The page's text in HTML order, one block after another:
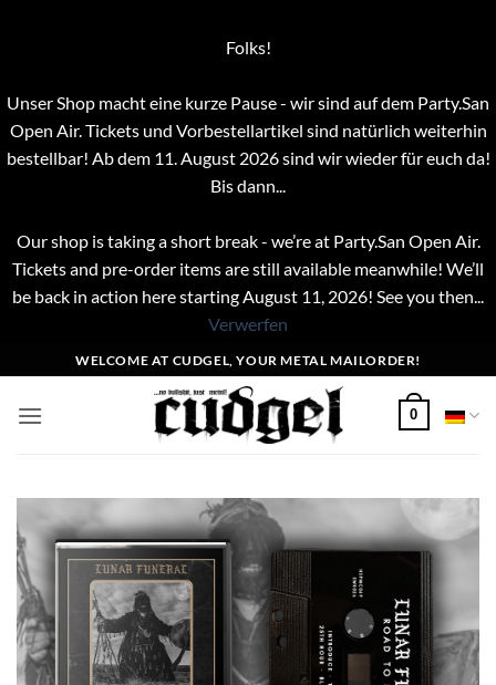
Folks!
Unser Shop macht eine kurze Pause - wir sind auf dem Party.San
Open Air. Tickets und Vorbestellartikel sind natürlich weiterhin
bestellbar! Ab dem 11. August 2026 sind wir wieder für euch da!
Bis dann...
Our shop is taking a short break - we’re at Party.San Open Air.
Tickets and pre-order items are still available meanwhile! We’ll
be back in action here starting August 11, 2026! See you then...
Verwerfen
Inhalt
springen
WELCOME AT CUDGEL, YOUR METAL MAILORDER!
0